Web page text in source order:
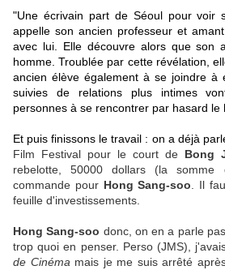
"Une écrivain part de Séoul pour voir
appelle son ancien professeur et
avec lui. Elle découvre alors que son
homme. Troublée par cette révélation,
ancien élève également à se joindre à
suivies de relations plus intimes
personnes à se rencontrer par hasard le
Et puis finissons le travail : on a déjà
Film Festival pour le court de Bong
rebelotte, 50000 dollars (la
commande pour Hong Sang-soo . Il
feuille d'investissements.
Hong Sang-soo donc, on en a parle
trop quoi en penser. Perso (JMS),
de Cinéma mais je me suis arrêté